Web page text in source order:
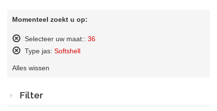
Momenteel zoekt u op:
Selecteer uw maat:: 36
Dit
artikel
verwijderen
Type jas: Softshell
artikel
Alles wissen
Filter